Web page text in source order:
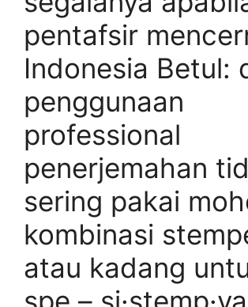
pentafsir
Indonesia Betul:
penggunaan
professional
penerjemahan
sering pakai
kombinasi
atau kadang